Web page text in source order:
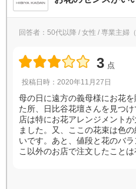
回答者：50代以降 / 女性 / 専業主婦
3 点
投稿日時：2020年11月27日
母の日に遠方の義母様にお花
た所、日比谷花壇さんを見つ
店は特にお花アレンジメント
ました。又、ここの花束は色
いです。あと、値段と花のバ
こ以外のお店で注文したことは